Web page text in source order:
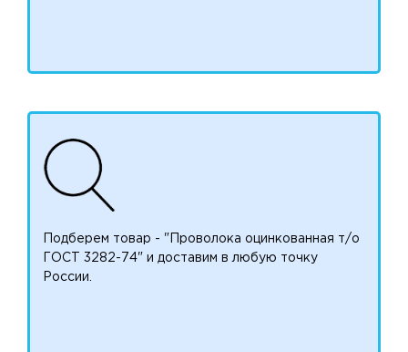
Подберем товар - "Проволока оцинкованная т/о
ГОСТ 3282-74" и доставим в любую точку
России.